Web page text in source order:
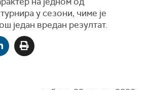
турнира у сезони, чиме је
један вредан резултат.